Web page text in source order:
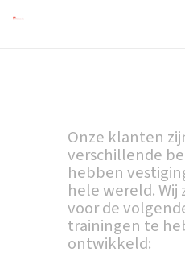
Onze klanten
verschillende
hebben
hele wereld. Wij
voor de
trainingen te
ontwikkeld: